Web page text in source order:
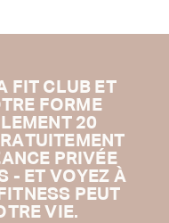
FIT CLUB ET
FORME
20
PRIVÉE
- ET VOYEZ À
PEUT
VIE.